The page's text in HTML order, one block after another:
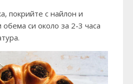
покрийте с найлон и
си около за 2-3 часа